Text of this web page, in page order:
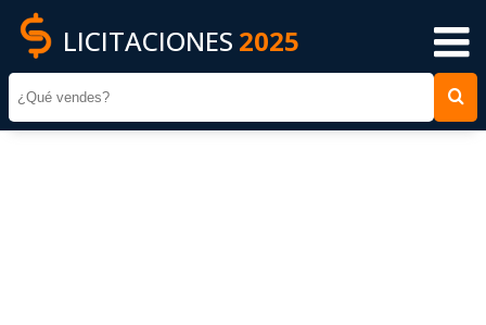
LICITACIONES 2025